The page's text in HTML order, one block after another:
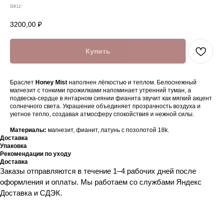
SKU:
3200,00 ₽
Купить
Браслет Honey Mist наполнен лёгкостью и теплом. Белоснежный
магнезит с тонкими прожилками напоминает утренний туман, а
подвеска-сердце в янтарном сиянии фианита звучит как мягкий акцент
солнечного света. Украшение объединяет прозрачность воздуха и
уютное тепло, создавая атмосферу спокойствия и нежной силы.
Материалы: магнезит, фианит, латунь с позолотой 18k.
Доставка
Упаковка
Рекомендации по уходу
Доставка
Заказы отправляются в течение 1–4 рабочих дней после
оформления и оплаты. Мы работаем со службами Яндекс
Доставка и СДЭК.